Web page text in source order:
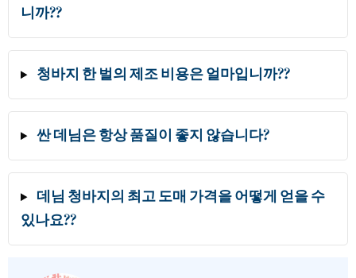
니까??
청바지 한 벌의 제조 비용은 얼마입니까??
싼 데님은 항상 품질이 좋지 않습니다?
데님 청바지의 최고 도매 가격을 어떻게 얻을 수
있나요??